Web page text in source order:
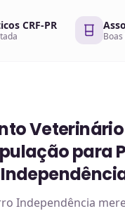
CRF-PR
Veterinário
para
Independência